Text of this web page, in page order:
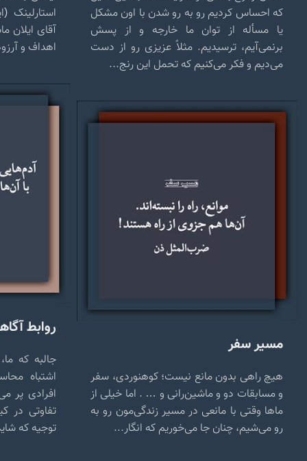
که احساس کردیم رو به رو شدن با اون مشکل
یا مسأله از توان ما خارجه و از پسش
برنمی‌آیم، ترسیدیم. مثلاً عزیزی رو از دست
می‌دیم و فکر می‌کنیم که تحمل این رنج...
مسیر سفر
هیچ راهی بدون مانع نیست؛ کوهنوردی، سفر
و مسابقات دو و ماشین‌رانی و … . اما خیلی از
ماها وقتی با مانعی در مسیر زندگی‌مون رو به
رو می‌شیم، چنان جا می‌خوریم که انگار...
استارلینک
آقای ایلان
اهداف و
روابط
جالبه که
اشتباه
افرادی پر
تفاوتی در
توجیه که